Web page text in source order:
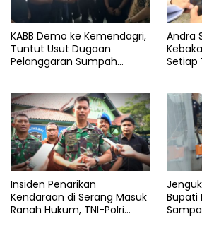
KABB Demo ke Kemendagri,
Tuntut Usut Dugaan
Pelanggaran Sumpah
Andra
Setiap
Insiden Penarikan
Kendaraan di Serang Masuk
Ranah Hukum, TNI-Polri
Bupati